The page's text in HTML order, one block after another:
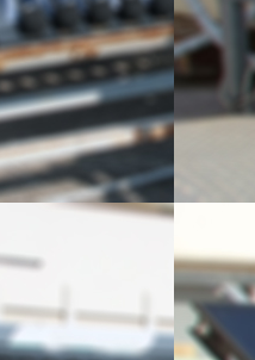
βελτίωση της
την ενίσχυση
Διάδοση και
τεχνολογιών
πιλοτικών